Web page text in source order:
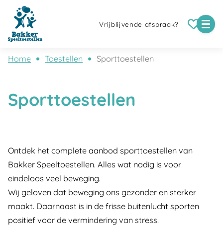
Vrijblijvende afspraak?
Home Toestellen Sporttoestellen
Sporttoestellen
Ontdek het complete aanbod sporttoestellen van
Bakker Speeltoestellen. Alles wat nodig is voor
eindeloos veel beweging.
Wij geloven dat beweging ons gezonder en sterker
maakt. Daarnaast is in de frisse buitenlucht sporten
positief voor de vermindering van stress.